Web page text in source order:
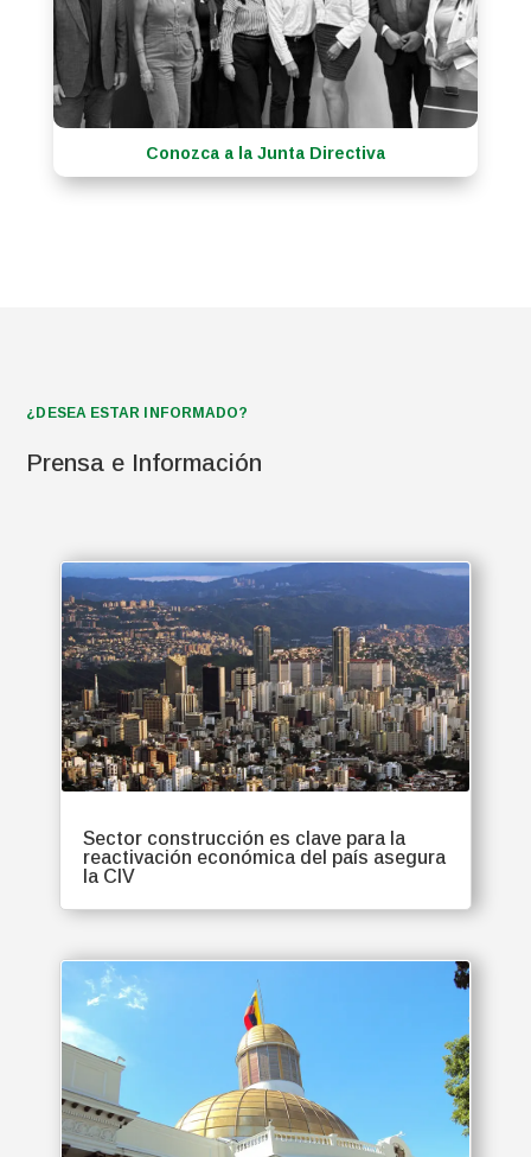
Conozca a la Junta Directiva
¿DESEA ESTAR INFORMADO?
Prensa e Información
Sector construcción es clave para la
reactivación económica del país asegura
la CIV